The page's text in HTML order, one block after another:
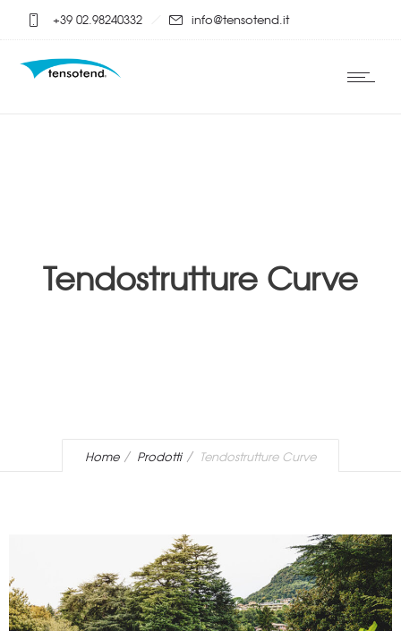
+39 02.98240332 info@tensotend.it
Tendostrutture Curve
Home Prodotti Tendostrutture Curve